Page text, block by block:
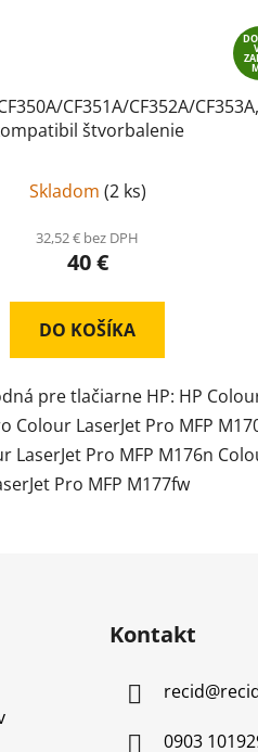
CF351A/CF352A/CF353A,
štvorbalenie
Skladom (2 ks)
32,52 € bez DPH
40 €
DO KOŠÍKA
pre tlačiarne HP: HP
Colour LaserJet Pro MFP
LaserJet Pro MFP M176n
Pro MFP M177fw
Kontakt
recid@
0903